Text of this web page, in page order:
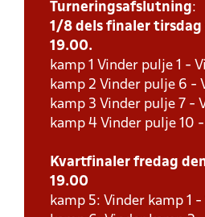
Turneringsafslutning:
1/8 dels finaler tirsdag
19.00.
kamp 1 Vinder pulje 1 -
kamp 2 Vinder pulje 6 -
kamp 3 Vinder pulje 7 -
kamp 4 Vinder pulje 10
Kvartfinaler fredag
19.00
kamp 5: Vinder kamp 1